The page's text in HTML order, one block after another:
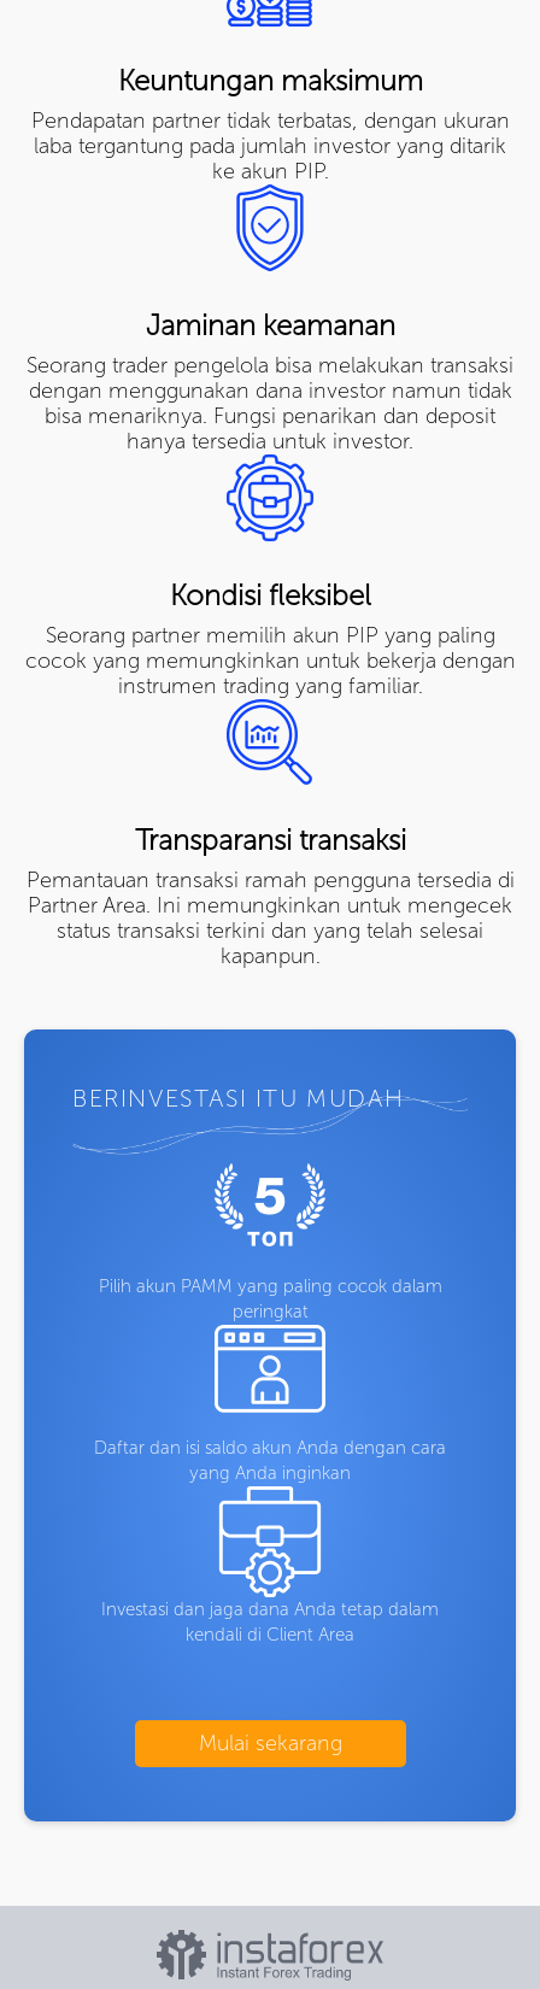
Keuntungan maksimum
Pendapatan partner tidak terbatas, dengan ukuran
laba tergantung pada jumlah investor yang ditarik
ke akun PIP.
Jaminan keamanan
Seorang trader pengelola bisa melakukan transaksi
dengan menggunakan dana investor namun tidak
bisa menariknya. Fungsi penarikan dan deposit
hanya tersedia untuk investor.
Kondisi fleksibel
Seorang partner memilih akun PIP yang paling
cocok yang memungkinkan untuk bekerja dengan
instrumen trading yang familiar.
Transparansi transaksi
Pemantauan transaksi ramah pengguna tersedia di
Partner Area. Ini memungkinkan untuk mengecek
status transaksi terkini dan yang telah selesai
kapanpun.
BERINVESTASI ITU MUDAH
Pilih akun PAMM yang paling cocok dalam
peringkat
Daftar dan isi saldo akun Anda dengan cara
yang Anda inginkan
Investasi dan jaga dana Anda tetap dalam
kendali di Client Area
Mulai sekarang